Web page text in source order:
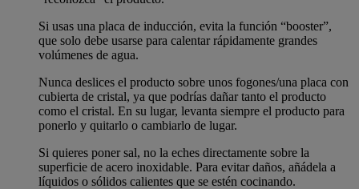
Si usas una placa de inducción, evita la función “booster”,
que solo debe usarse para calentar rápidamente grandes
volúmenes de agua.
Nunca deslices el producto sobre unos fogones/una placa con
cubierta de cristal, ya que podrías dañar tanto el producto
como el cristal. En su lugar, levanta siempre el producto para
ponerlo y quitarlo o cambiarlo de lugar.
Si quieres poner sal, no la eches directamente sobre la
superficie de acero inoxidable. Para evitar daños, añádela a
líquidos o sólidos calientes que se estén cocinando.